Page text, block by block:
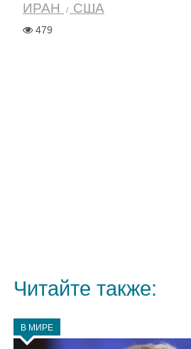
ИРАН США
479
Читайте также:
В МИРЕ